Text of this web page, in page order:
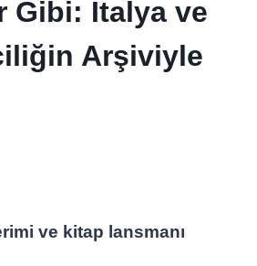
Gibi: İtalya ve
Arşiviyle
ve kitap lansmanı